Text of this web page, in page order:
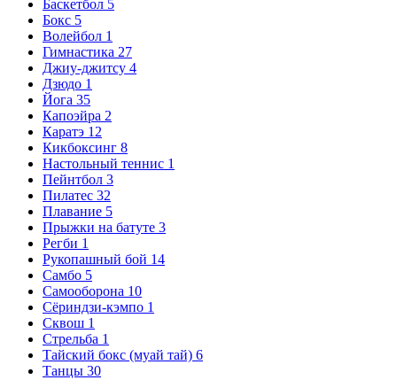
Баскетбол 5
Бокс 5
Волейбол 1
Гимнастика 27
Джиу-джитсу 4
Дзюдо 1
Йога 35
Капоэйра 2
Каратэ 12
Кикбоксинг 8
Настольный теннис 1
Пейнтбол 3
Пилатес 32
Плавание 5
Прыжки на батуте 3
Регби 1
Рукопашный бой 14
Самбо 5
Самооборона 10
Сёриндзи-кэмпо 1
Сквош 1
Стрельба 1
Тайский бокс (муай тай) 6
Танцы 30